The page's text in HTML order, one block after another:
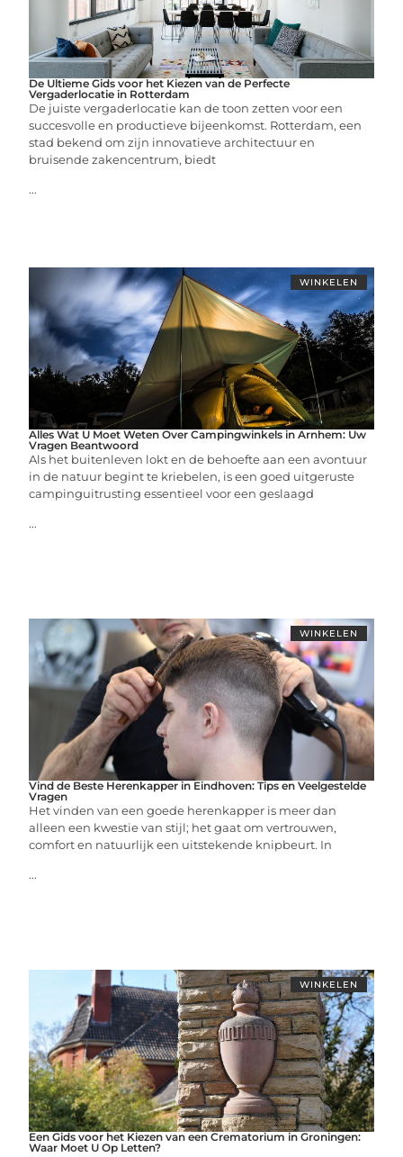
De Ultieme Gids voor het Kiezen van de Perfecte
Vergaderlocatie in Rotterdam
De juiste vergaderlocatie kan de toon zetten voor een
succesvolle en productieve bijeenkomst. Rotterdam, een
stad bekend om zijn innovatieve architectuur en
bruisende zakencentrum, biedt
...
WINKELEN
Alles Wat U Moet Weten Over Campingwinkels in Arnhem: Uw
Vragen Beantwoord
Als het buitenleven lokt en de behoefte aan een avontuur
in de natuur begint te kriebelen, is een goed uitgeruste
campinguitrusting essentieel voor een geslaagd
...
WINKELEN
Vind de Beste Herenkapper in Eindhoven: Tips en Veelgestelde
Vragen
Het vinden van een goede herenkapper is meer dan
alleen een kwestie van stijl; het gaat om vertrouwen,
comfort en natuurlijk een uitstekende knipbeurt. In
...
WINKELEN
Een Gids voor het Kiezen van een Crematorium in Groningen:
Waar Moet U Op Letten?